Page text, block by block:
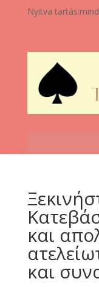
Nyitva tartás:
και
και